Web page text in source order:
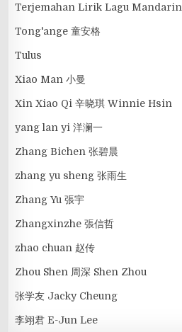
Terjemahan Lirik Lagu Mandarin
Tong'ange 童安格
Tulus
Xiao Man 小曼
Xin Xiao Qi 辛晓琪 Winnie Hsin
yang lan yi 洋澜一
Zhang Bichen 张碧晨
zhang yu sheng 张雨生
Zhang Yu 張宇
Zhangxinzhe 張信哲
zhao chuan 赵传
Zhou Shen 周深 Shen Zhou
张学友 Jacky Cheung
李翊君 E-Jun Lee